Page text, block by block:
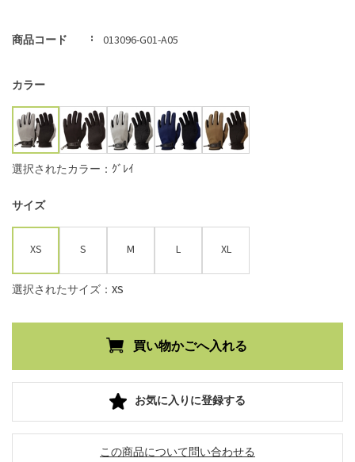
商品コード 013096-G01-A05
カラー
選択されたカラー：ｸﾞﾚｲ
サイズ
XS S M L XL
選択されたサイズ：XS
お気に入りに登録する
この商品について問い合わせる